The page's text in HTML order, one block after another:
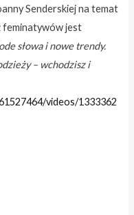
Senderskiej na temat
feminatywów jest
słowa i nowe trendy.
– wchodzisz i
videos/1333362